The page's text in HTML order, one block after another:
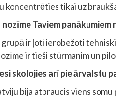
koncentrēties tikai uz
nozīme Taviem
grupā ir ļoti ierobežoti
ir tieši stūrmanim un
skolojies arī pie ārvalstu
bija atbraucis viens